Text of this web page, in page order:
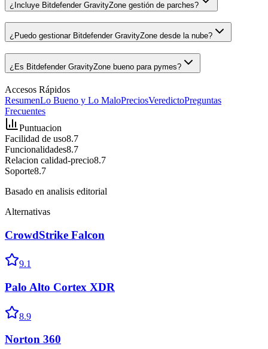
¿Incluye Bitdefender GravityZone gestión de parches?
¿Puedo gestionar Bitdefender GravityZone desde la nube?
¿Es Bitdefender GravityZone bueno para pymes?
Accesos Rápidos
ResumenLo Bueno y Lo MaloPreciosVeredictoPreguntas
Frecuentes
Puntuacion
Facilidad de uso8.7
Funcionalidades8.7
Relacion calidad-precio8.7
Soporte8.7
Basado en analisis editorial
Alternativas
CrowdStrike Falcon
9.1
Palo Alto Cortex XDR
8.9
Norton 360